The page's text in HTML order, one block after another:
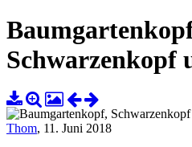
Schwarzenkopf
Thom, 11. Juni 2018